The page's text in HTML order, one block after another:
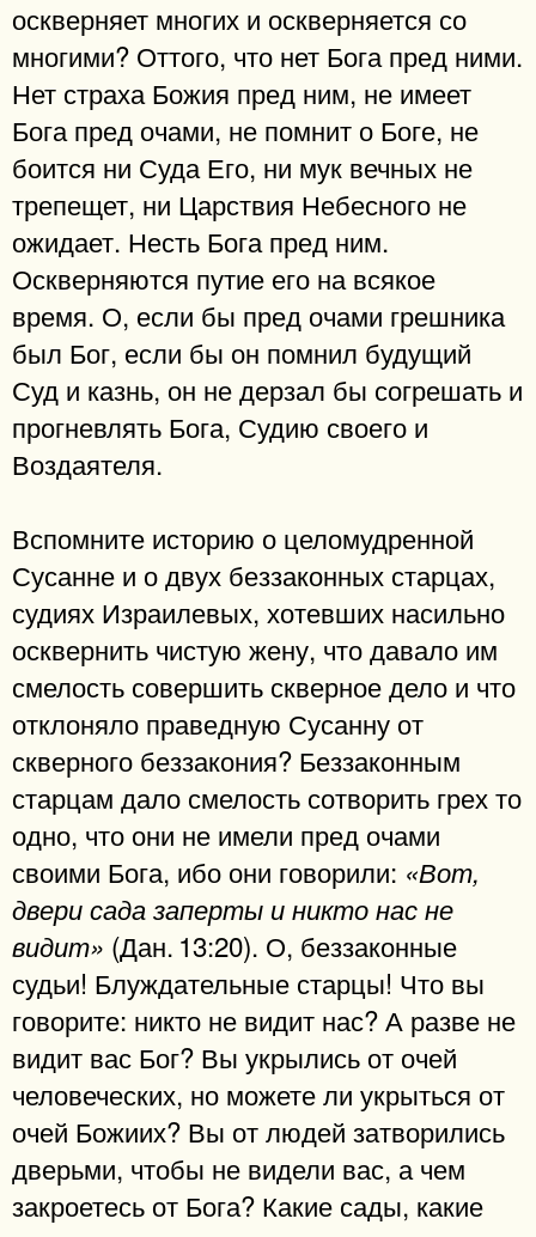
оскверняет многих и оскверняется со
многими? Оттого, что нет Бога пред ними.
Нет страха Божия пред ним, не имеет
Бога пред очами, не помнит о Боге, не
боится ни Суда Его, ни мук вечных не
трепещет, ни Царствия Небесного не
ожидает. Несть Бога пред ним.
Оскверняются путие его на всякое
время. О, если бы пред очами грешника
был Бог, если бы он помнил будущий
Суд и казнь, он не дерзал бы согрешать и
прогневлять Бога, Судию своего и
Воздаятеля.
Вспомните историю о целомудренной
Сусанне и о двух беззаконных старцах,
судиях Израилевых, хотевших насильно
осквернить чистую жену, что давало им
смелость совершить скверное дело и что
отклоняло праведную Сусанну от
скверного беззакония? Беззаконным
старцам дало смелость сотворить грех то
одно, что они не имели пред очами
своими Бога, ибо они говорили: «Вот,
двери сада заперты и никто нас не
видит» (Дан. 13:20). О, беззаконные
судьи! Блуждательные старцы! Что вы
говорите: никто не видит нас? А разве не
видит вас Бог? Вы укрылись от очей
человеческих, но можете ли укрыться от
очей Божиих? Вы от людей затворились
дверьми, чтобы не видели вас, а чем
закроетесь от Бога? Какие сады, какие